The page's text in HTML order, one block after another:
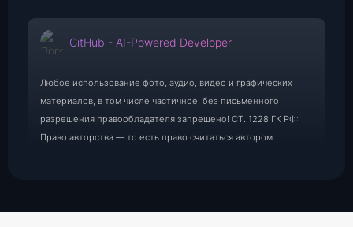
GitHub - AI-Powered Developer
Любое использование фото, аудио, видео и графических
материалов, в том числе частичное, без письменного
разрешения правообладателя запрещено! СТ. 1228 ГК РФ:
Право авторства — то есть право считаться автором.